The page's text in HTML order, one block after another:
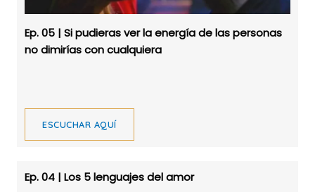
Ep. 05 | Si pudieras ver la energía de las personas
no dimirías con cualquiera
ESCUCHAR AQUÍ
Ep. 04 | Los 5 lenguajes del amor